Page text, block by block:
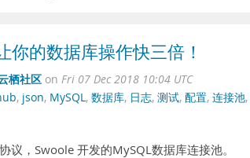
你的数据库操作快三倍！
栖社区 on Fri 07 Dec 2018 10:04 UTC
, json, MySQL, 数据库, 日志, 测试, 配置, 连接池,
议，Swoole 开发的MySQL数据库连接池。